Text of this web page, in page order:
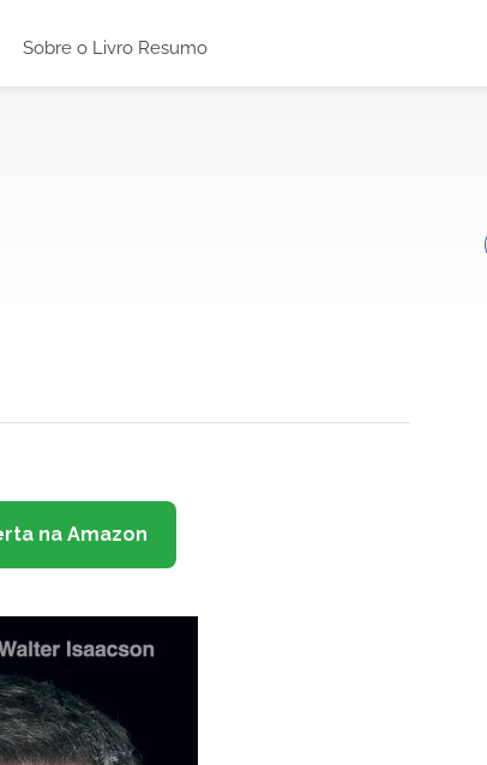
Sobre o Livro Resumo
na Amazon